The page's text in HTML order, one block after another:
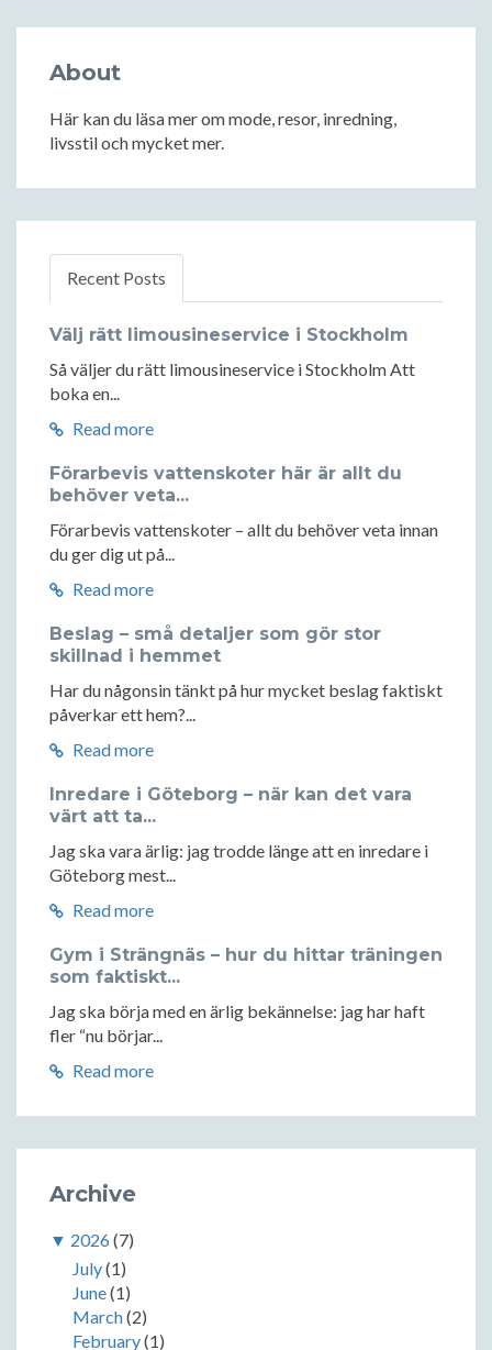
About
Här kan du läsa mer om mode, resor, inredning,
livsstil och mycket mer.
Recent Posts
Välj rätt limousineservice i Stockholm
Så väljer du rätt limousineservice i Stockholm Att
boka en...
Read more
Förarbevis vattenskoter här är allt du
behöver veta...
Förarbevis vattenskoter – allt du behöver veta innan
du ger dig ut på...
Read more
Beslag – små detaljer som gör stor
skillnad i hemmet
Har du någonsin tänkt på hur mycket beslag faktiskt
påverkar ett hem?...
Read more
Inredare i Göteborg – när kan det vara
värt att ta...
Jag ska vara ärlig: jag trodde länge att en inredare i
Göteborg mest...
Read more
Gym i Strängnäs – hur du hittar träningen
som faktiskt...
Jag ska börja med en ärlig bekännelse: jag har haft
fler “nu börjar...
Read more
Archive
▼ 2026(7)
July(1)
June(1)
March(2)
February(1)